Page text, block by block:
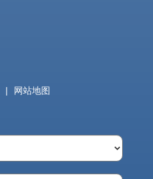
网站地图